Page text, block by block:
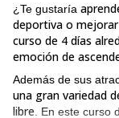
¿Te gustaría
deportiva o
curso de 4 días
emoción de
Además de sus
una gran variedad
libre . En este